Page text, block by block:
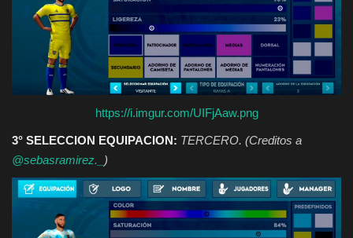
https://i.imgur.com/UIFjAaw.png
3° SELECCION EQUIPACION: TERCERO. (Creditos a
@sebasramirez._ )